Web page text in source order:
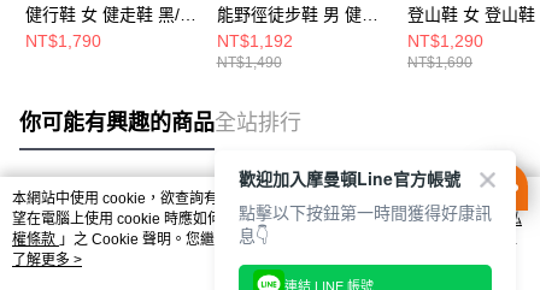
健行鞋 女 健走鞋 黑/粉
LT5AWR9260
NT$1,790
能野徑徒步鞋 男 健走
鞋 綠 LT5AMR9285
NT$1,192
NT$1,490
登山鞋 女 登山鞋
色 LT5AWO9321
NT$1,290
NT$1,690
你可能有興趣的商品全站排行
熱門標籤
本網站中使用 cookie，欲查詢有關本網站使用 cookie 方式之詳情，及若您不希
望在電腦上使用 cookie 時應如何變更電腦的 cookie 設定，請參閱本網站「
隱私
權條款 」之 Cookie 聲明。您繼續使用本網站即表示您同意本公司得按本網站使
用條款之 Cookie 聲明使用 cookie。
了解更多 >
歡迎加入摩曼頓Line官方帳號
點擊以下按鈕第一時間獲得好康訊
息👇
連結 LINE 帳號